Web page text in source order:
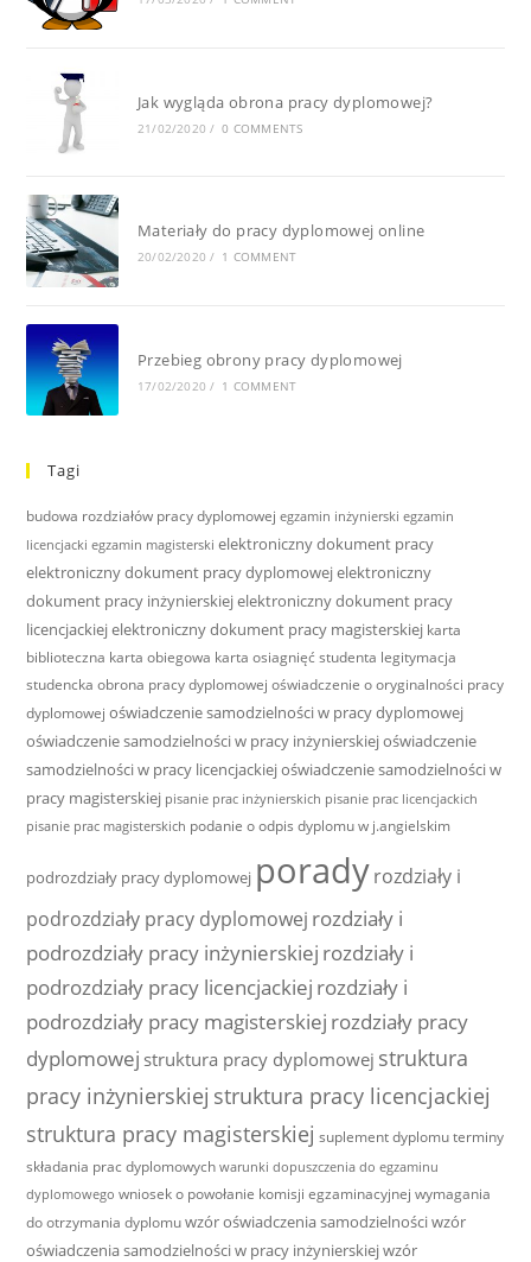
Jak wygląda obrona pracy dyplomowej?
21/02/2020 / 0 COMMENTS
Materiały do pracy dyplomowej online
20/02/2020 / 1 COMMENT
Przebieg obrony pracy dyplomowej
17/02/2020 / 1 COMMENT
Tagi
budowa rozdziałów pracy dyplomowej egzamin inżynierski egzamin
licencjacki egzamin magisterski elektroniczny dokument pracy
elektroniczny dokument pracy dyplomowejelektroniczny
dokument pracy inżynierskiejelektroniczny dokument pracy
licencjackiejelektroniczny dokument pracy magisterskiej karta
biblioteczna karta obiegowa karta osiagnięć studenta legitymacja
studencka obrona pracy dyplomowej oświadczenie o oryginalności pracy
dyplomowej oświadczenie samodzielności w pracy dyplomowej
oświadczenie samodzielności w pracy inżynierskiejoświadczenie
samodzielności w pracy licencjackiejoświadczenie samodzielności w
pracy magisterskiej pisanie prac inżynierskich pisanie prac licencjackich
pisanie prac magisterskich podanie o odpis dyplomu w j.angielskim
podrozdziały pracy dyplomowej poradyrozdziały i
podrozdziały pracy dyplomowej rozdziały i
podrozdziały pracy inżynierskiej rozdziały i
podrozdziały pracy licencjackiej rozdziały i
podrozdziały pracy magisterskiej rozdziały pracy
dyplomowej struktura pracy dyplomowej struktura
pracy inżynierskiej struktura pracy licencjackiej
struktura pracy magisterskiej suplement dyplomu terminy
składania prac dyplomowych warunki dopuszczenia do egzaminu
dyplomowego wniosek o powołanie komisji egzaminacyjnej wymagania
do otrzymania dyplomu wzór oświadczenia samodzielnościwzór
oświadczenia samodzielności w pracy inżynierskiejwzór